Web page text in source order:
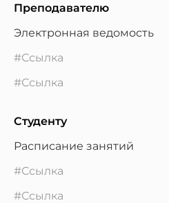
Преподавателю
Электронная ведомость
#Ссылка
#Ссылка
Студенту
Расписание занятий
#Ссылка
#Ссылка